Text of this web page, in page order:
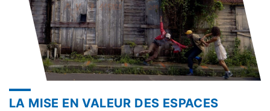
LA MISE EN VALEUR DES ESPACES